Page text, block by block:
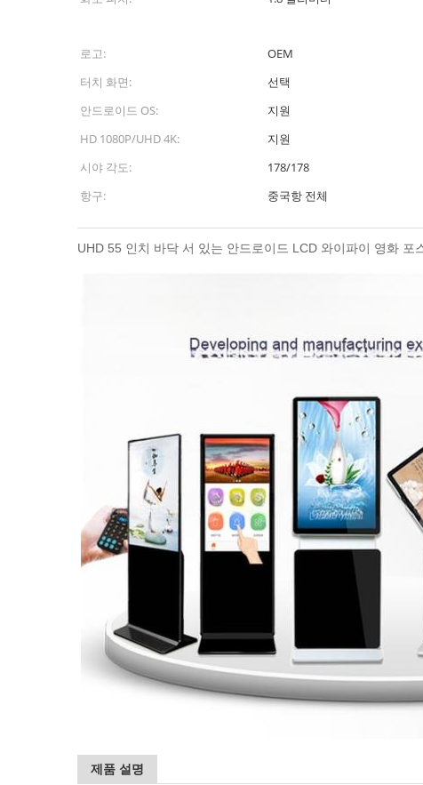
로고:
OEM
터치 화면:
선택
안드로이드 OS:
지원
HD 1080P/UHD 4K:
지원
시야 각도:
178/178
항구:
중국항 전체
UHD 55 인치 바닥 서 있는 안드로이드 LCD 와이파이 영화 포
제품 설명